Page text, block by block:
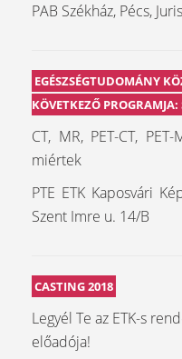
PAB Székház, Pécs,
EGÉSZSÉGTUDOMÁNY
KÖVETKEZŐ
CT, MR, PET-CT,
miértek
PTE ETK Kaposvári
Szent Imre u. 14/B
CASTING 2018
Legyél Te az ETK-s
előadója!